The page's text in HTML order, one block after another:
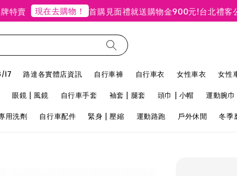
現在去購物！ 首購見面禮就送購物金900元!台北禮客公館
17 路達各實體店資訊 自行車褲 自行車衣 女性車衣 女性
眼鏡 | 風鏡 自行車手套 袖套 | 腿套 頭巾 | 小帽 運動腕
用洗劑 自行車配件 緊身 | 壓縮 運動路跑 戶外休閒 冬季